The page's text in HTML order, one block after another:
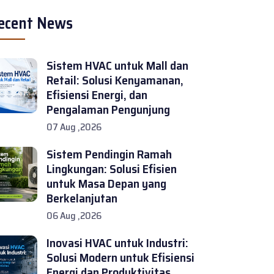
News
Sistem HVAC untuk Mall dan
Retail: Solusi Kenyamanan,
Efisiensi Energi, dan
Pengalaman Pengunjung
07 Aug ,2026
Sistem Pendingin Ramah
Lingkungan: Solusi Efisien
untuk Masa Depan yang
Berkelanjutan
06 Aug ,2026
Inovasi HVAC untuk Industri:
Solusi Modern untuk Efisiensi